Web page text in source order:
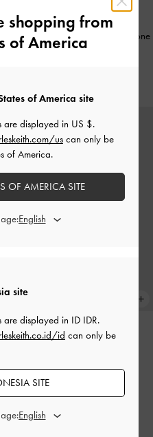
Tas Bahu Bow Ruched Reese
Stone
Grey
IDR1,799,000
shopping from
of America
site
are displayed in ID IDR.
id can only be
SITE
of America site
are displayed in US $.
us can only be
of America.
OF AMERICA SITE